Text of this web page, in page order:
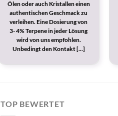
Ölen oder auch Kristallen einen
authentischen Geschmack zu
verleihen. Eine Dosierung von
3- 4% Terpene in jeder Lösung
wird von uns empfohlen.
Unbedingt den Kontakt [...]
TOP BEWERTET